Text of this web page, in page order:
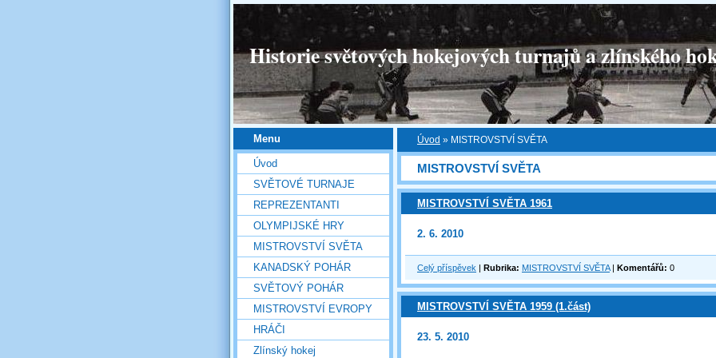
Historie světových hokejových turnajů a zlínského
Úvod » MISTROVSTVÍ SVĚTA
MISTROVSTVÍ SVĚTA
MISTROVSTVÍ SVĚTA 1961
2. 6. 2010
Celý příspěvek | Rubrika: MISTROVSTVÍ SVĚTA | Komentářů: 0
MISTROVSTVÍ SVĚTA 1959 (1.část)
23. 5. 2010
Menu
Úvod
SVĚTOVÉ TURNAJE
REPREZENTANTI
OLYMPIJSKÉ HRY
MISTROVSTVÍ SVĚTA
KANADSKÝ POHÁR
SVĚTOVÝ POHÁR
MISTROVSTVÍ EVROPY
HRÁČI
Zlínský hokej